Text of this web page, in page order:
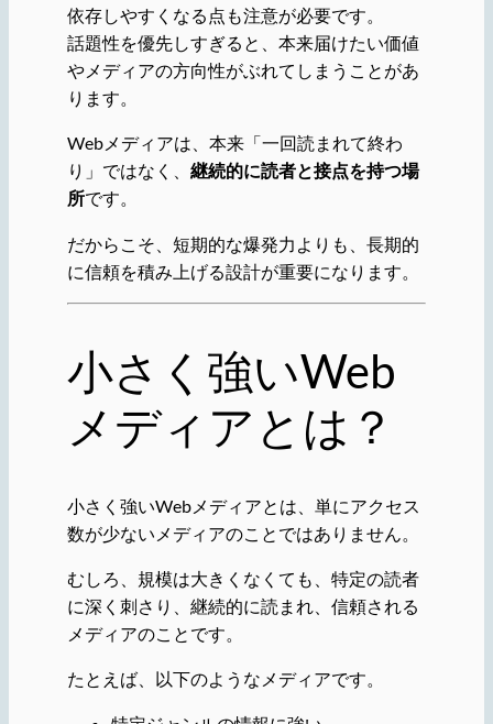
依存しやすくなる点も注意が必要です。
話題性を優先しすぎると、本来届けたい価値
やメディアの方向性がぶれてしまうことがあ
ります。
Webメディアは、本来「一回読まれて終わ
り」ではなく、 継続的に読者と接点を持つ場
所です。
だからこそ、短期的な爆発力よりも、長期的
に信頼を積み上げる設計が重要になります。
小さく強いWeb
メディアとは？
小さく強いWebメディアとは、単にアクセス
数が少ないメディアのことではありません。
むしろ、規模は大きくなくても、特定の読者
に深く刺さり、継続的に読まれ、信頼される
メディアのことです。
たとえば、以下のようなメディアです。